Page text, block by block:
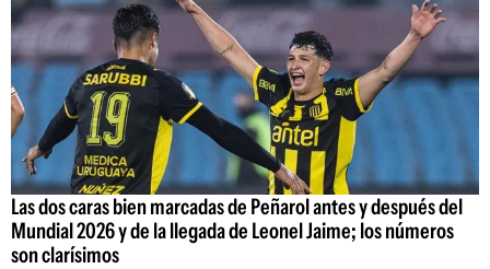
Las dos caras bien marcadas de Peñarol antes y después del
Mundial 2026 y de la llegada de Leonel Jaime; los números
son clarísimos